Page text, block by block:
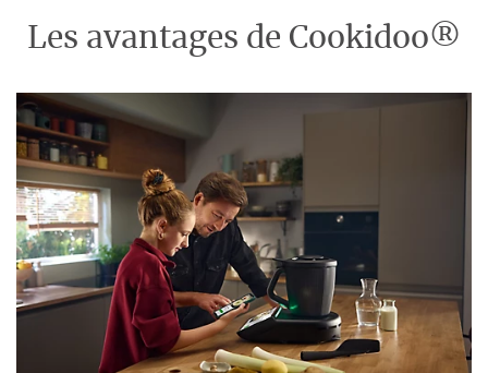
Les avantages de Cookidoo®